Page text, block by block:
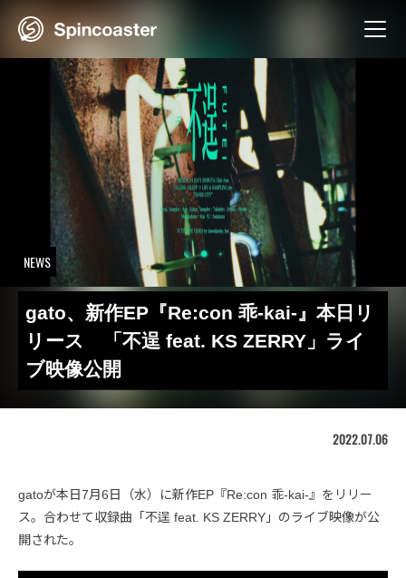
NEWS
gato、新作EP『Re:con 乖-kai-』本日リ
リース 「不逞 feat. KS ZERRY」ライ
ブ映像公開
2022.07.06
gatoが本日7月6日（水）に新作EP『Re:con 乖-kai-』をリリー
ス。合わせて収録曲「不逞 feat. KS ZERRY」のライブ映像が公
開された。